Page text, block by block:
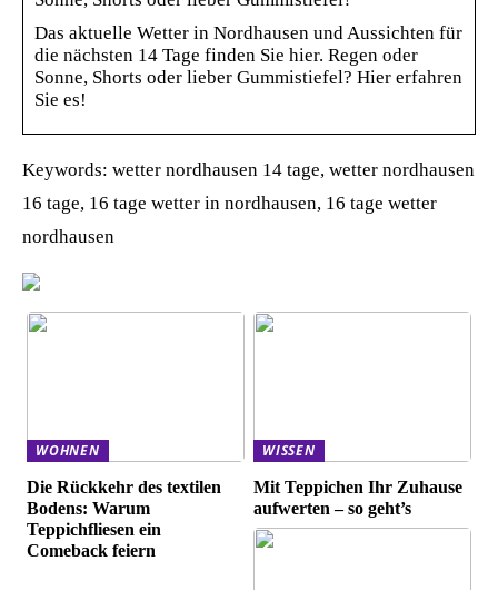
Das aktuelle Wetter in Nordhausen und Aussichten für
die nächsten 14 Tage finden Sie hier. Regen oder
Sonne, Shorts oder lieber Gummistiefel? Hier erfahren
Sie es!
Keywords: wetter nordhausen 14 tage, wetter nordhausen
16 tage, 16 tage wetter in nordhausen, 16 tage wetter
nordhausen
WOHNEN
Die Rückkehr des textilen
Bodens: Warum
Teppichfliesen ein
Comeback feiern
WISSEN
Mit Teppichen Ihr Zuhause
aufwerten – so geht’s